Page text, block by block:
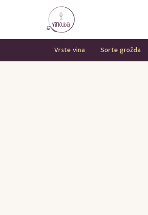
Vrste vina Sorte grožđa